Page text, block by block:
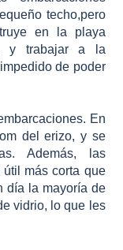
techo,pero
en la playa
y trabajar a la
de poder
En
del erizo, y se
Además, las
más corta que
día la mayoría de
vidrio, lo que les